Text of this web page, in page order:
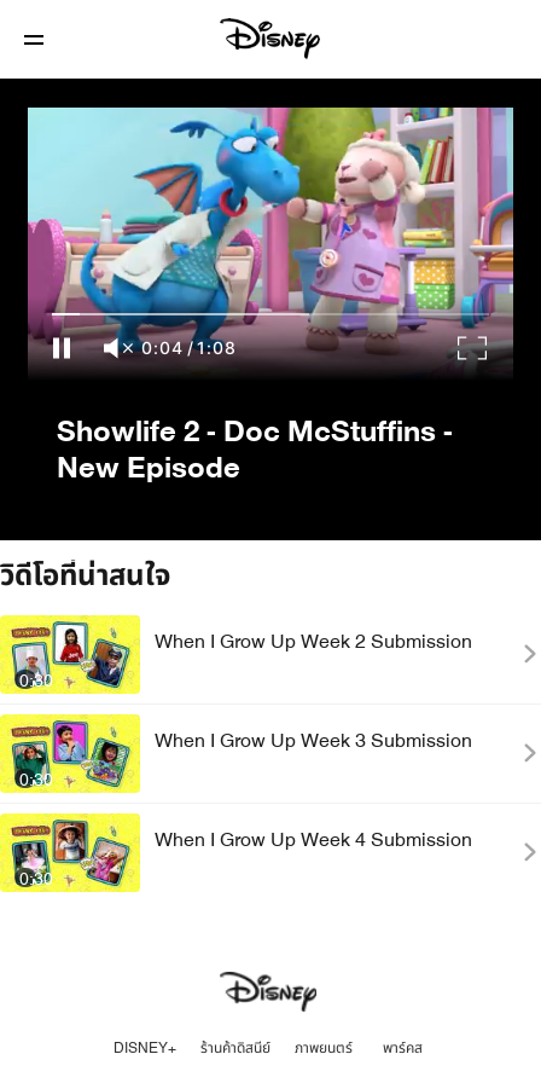
Showlife 2 - Doc McStuffins - New
0:04/1:08
Showlife 2 - Doc McStuffins -
New Episode
วิดีโอที่น่าสนใจ
0:30
When I Grow Up Week 2 Submission
0:30
When I Grow Up Week 3 Submission
0:30
When I Grow Up Week 4 Submission
DISNEY+ ร้านค้าดิสนีย์ ภาพยนตร์ พาร์คส